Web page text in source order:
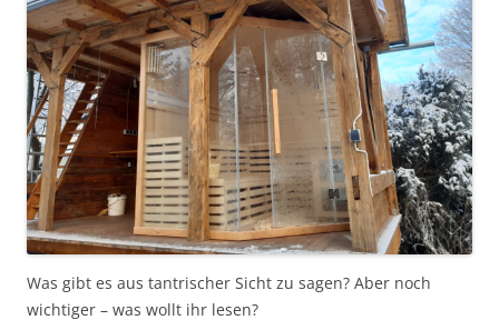
Was gibt es aus tantrischer Sicht zu sagen? Aber noch
wichtiger – was wollt ihr lesen?